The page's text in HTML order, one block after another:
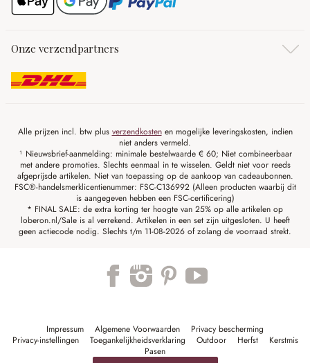
Onze verzendpartners
Alle prijzen incl. btw plus verzendkostenen mogelijke leveringskosten, indien
niet anders vermeld.
¹ Nieuwsbrief-aanmelding: minimale bestelwaarde € 60; Niet combineerbaar
met andere promoties. Slechts eenmaal in te wisselen. Geldt niet voor reeds
afgeprijsde artikelen. Niet van toepassing op de aankoop van cadeaubonnen.
FSC®-handelsmerklicentienummer: FSC-C136992 (Alleen producten waarbij dit
is aangegeven hebben een FSC-certificering)
* FINAL SALE: de extra korting ter hoogte van 25% op alle artikelen op
loberon.nl/Sale is al verrekend. Artikelen in een set zijn uitgesloten. U heeft
geen actiecode nodig. Slechts t/m 11-08-2026 of zolang de voorraad strekt.
Impressum Algemene Voorwaarden
Privacy bescherming
Privacy-instellingen
Toegankelijkheidsverklaring Outdoor Herfst
Kerstmis
Pasen